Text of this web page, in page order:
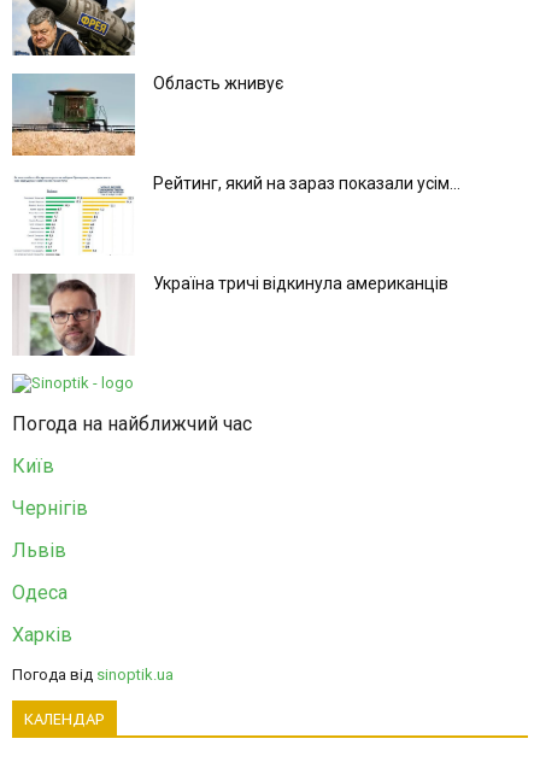
Область жнивує
Рейтинг, який на зараз показали усім...
Україна тричі відкинула американців
Погода на найближчий час
Київ
Чернігів
Львів
Одеса
Харків
Погода від sinoptik.ua
КАЛЕНДАР